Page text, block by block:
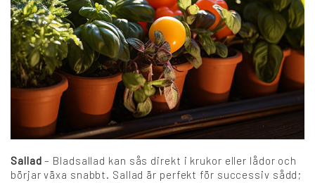
Sallad– Bladsallad kan sås direkt i krukor eller lådor och
börjar växa snabbt. Sallad är perfekt för successiv sådd;